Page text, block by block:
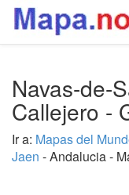
Navas-de-
Callejero -
Ir a: Mapas del
Jaen - Andalucia -